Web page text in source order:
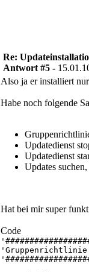
Re:
Antwort #5 -
Also ja er installiert
Habe noch folgende
Updatedienst
Updatedienst
Updates
Hat bei mir super
Code